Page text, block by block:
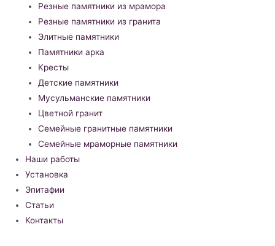
Резные памятники из мрамора
Резные памятники из гранита
Элитные памятники
Памятники арка
Кресты
Детские памятники
Мусульманские памятники
Цветной гранит
Семейные гранитные памятники
Семейные мраморные памятники
Наши работы
Установка
Эпитафии
Статьи
Контакты